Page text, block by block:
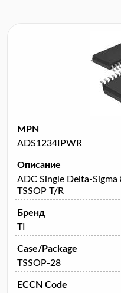
MPN
ADS1234IPWR
Описание
ADC Single Delta-
TSSOP T/R
Бренд
TI
Case/Package
TSSOP-28
ECCN Code